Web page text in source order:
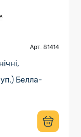
Арт. 81414
Белла-